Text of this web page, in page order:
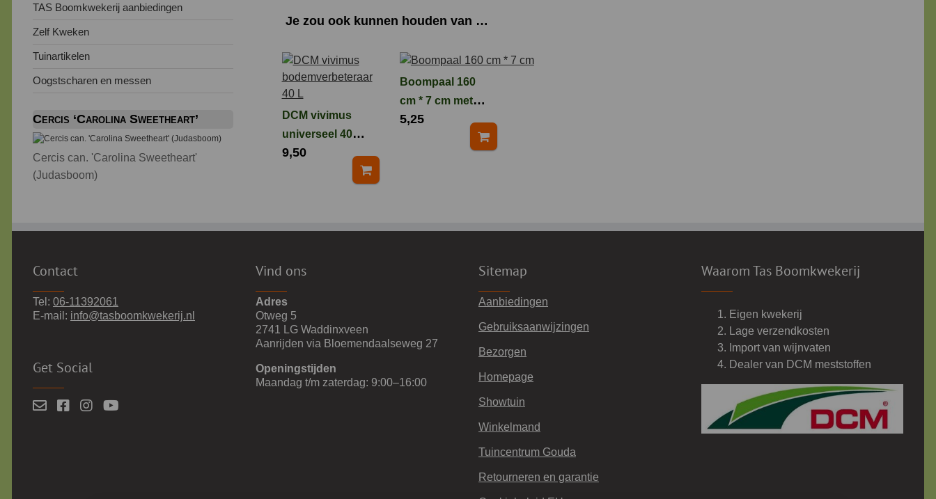
Je zou ook kunnen houden van …
DCM vivimus
universeel 40
liter
9,50
Boompaal 160
cm * 7 cm met
FSC keurmerk
5,25
TAS Boomkwekerij aanbiedingen
Zelf Kweken
Tuinartikelen
Oogstscharen en messen
Cercis ‘Carolina Sweetheart’
Cercis can. 'Carolina Sweetheart'
(Judasboom)
Contact
Tel: 06-11392061
E-mail: info@tasboomkwekerij.nl
Get Social
Vind ons
Adres
Otweg 5
2741 LG Waddinxveen
Aanrijden via Bloemendaalseweg 27
Openingstijden
Maandag t/m zaterdag: 9:00–16:00
Sitemap
Aanbiedingen
Gebruiksaanwijzingen
Bezorgen
Homepage
Showtuin
Winkelmand
Tuincentrum Gouda
Retourneren en garantie
Waarom Tas Boomkwekerij
Eigen kwekerij
Lage verzendkosten
Import van wijnvaten
Dealer van DCM meststoffen